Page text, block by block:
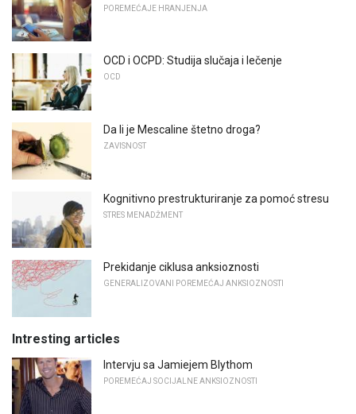
POREMEĆAJE HRANJENJA
OCD i OCPD: Studija slučaja i lečenje
OCD
Da li je Mescaline štetno droga?
ZAVISNOST
Kognitivno prestrukturiranje za pomoć stresu
STRES MENADŽMENT
Prekidanje ciklusa anksioznosti
GENERALIZOVANI POREMEĆAJ ANKSIOZNOSTI
Intresting articles
Intervju sa Jamiejem Blythom
POREMEĆAJ SOCIJALNE ANKSIOZNOSTI